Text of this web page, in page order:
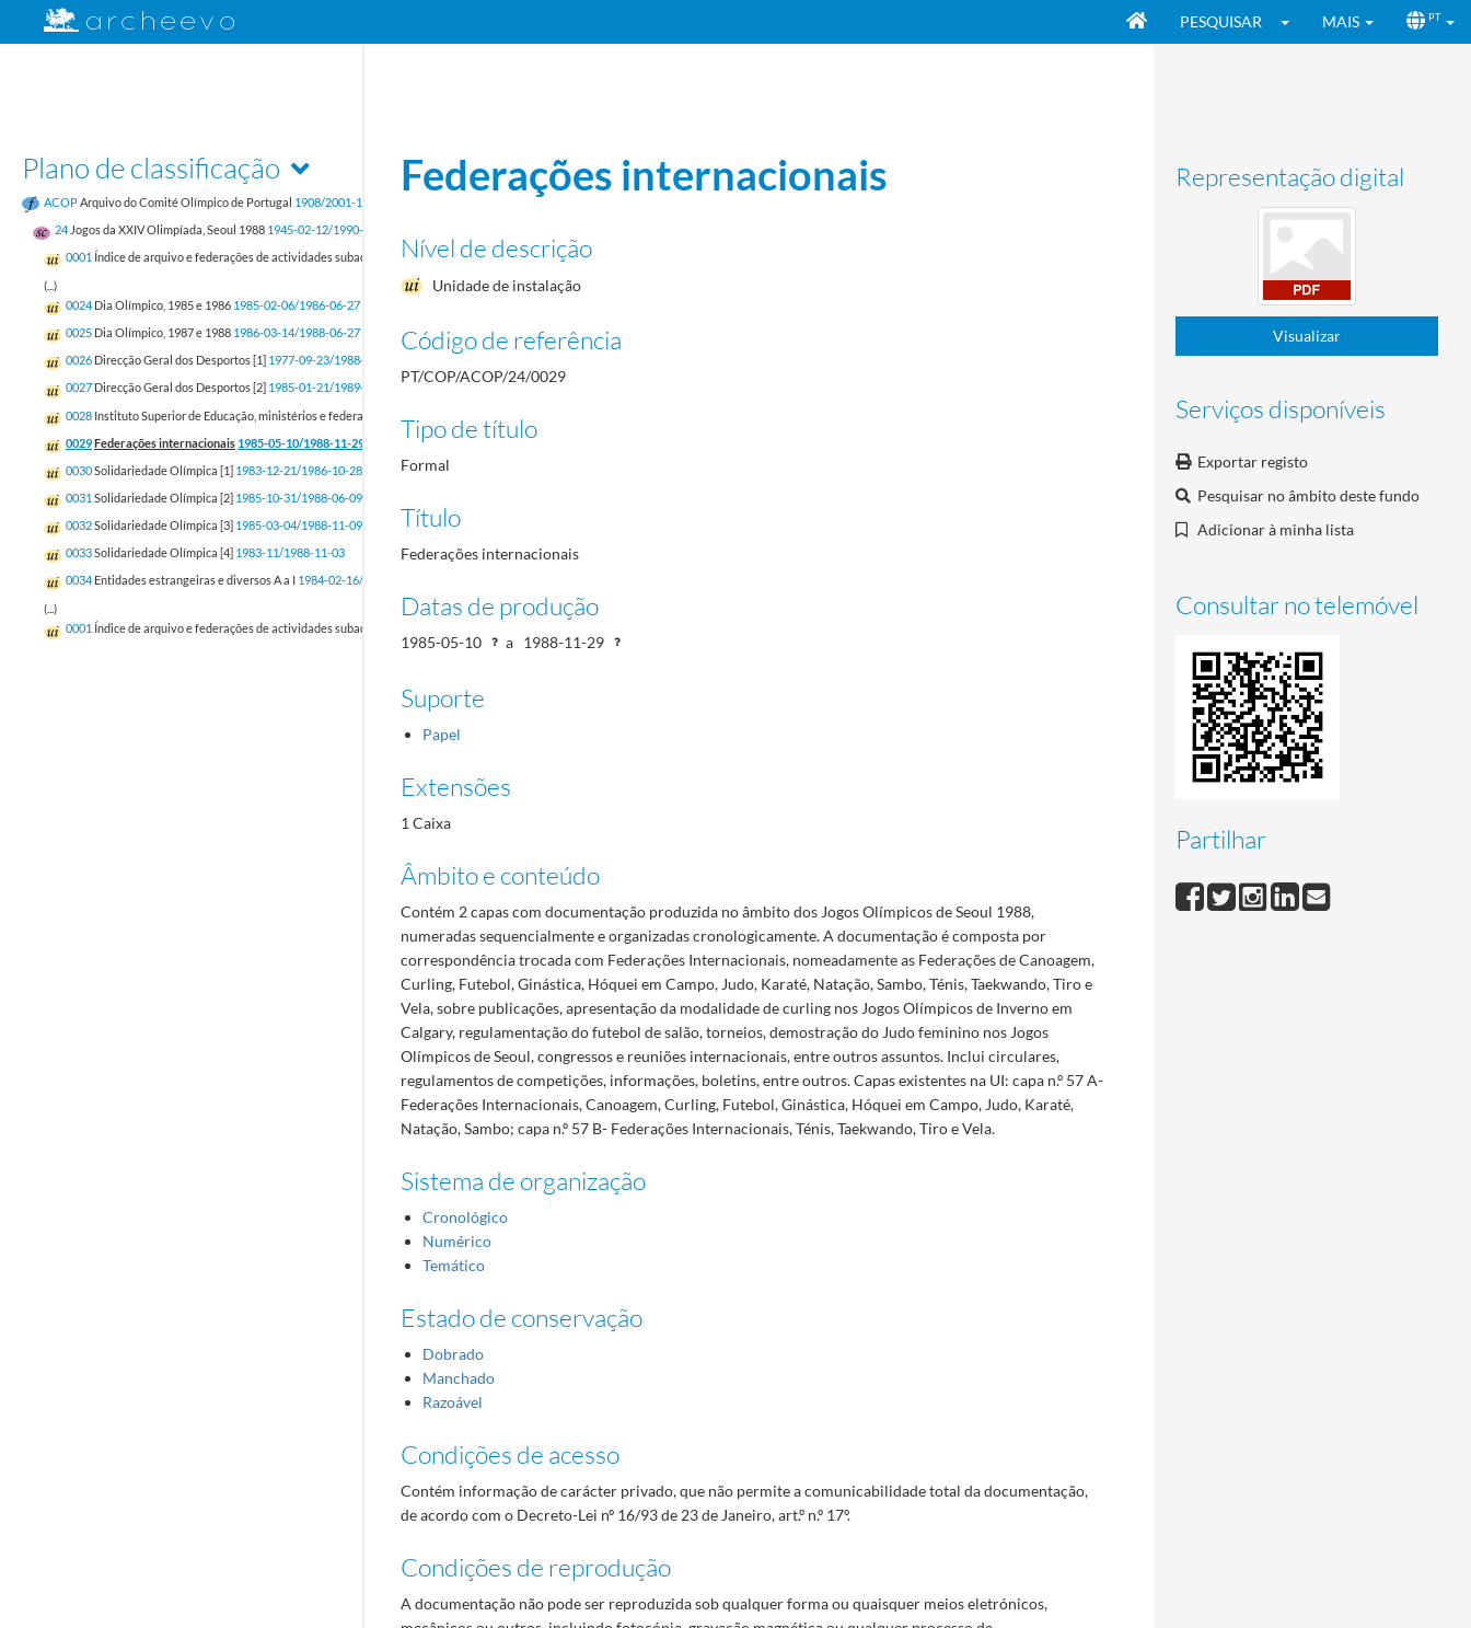
PESQUISAR MAIS PT
Plano de classificação
ACOPArquivo do Comité Olímpico de Portugal 1908/2001-12-31
24 Jogos da XXIV Olimpíada, Seoul 1988 1945-02-12/1990-03-27
0001 Índice de arquivo e federações de actividades subaquáticas, andebol, atletismo, badminton, basquetebol e boxe
(...)
0024 Dia Olímpico, 1985 e 1986 1985-02-06/1986-06-27
0025 Dia Olímpico, 1987 e 1988 1986-03-14/1988-06-27
0026 Direcção Geral dos Desportos [1] 1977-09-23/1988-11-11
0027 Direcção Geral dos Desportos [2] 1985-01-21/1989-02-09
0028 Instituto Superior de Educação, ministérios e federações internacionais
0029Federações internacionais 1985-05-10/1988-11-29
0030Solidariedade Olímpica [1] 1983-12-21/1986-10-28
0031 Solidariedade Olímpica [2] 1985-10-31/1988-06-09
0032Solidariedade Olímpica [3] 1985-03-04/1988-11-09
0033Solidariedade Olímpica [4] 1983-11/1988-11-03
0034 Entidades estrangeiras e diversos A a I 1984-02-16/1989-01-06
(...)
0001 Índice de arquivo e federações de actividades subaquáticas, andebol, atletismo, badminton, basquetebol e boxe
Representação digital
Visualizar
Serviços disponíveis
Exportar registo
Pesquisar no âmbito deste fundo
Adicionar à minha lista
Consultar no telemóvel
Partilhar
Federações internacionais
Nível de descrição
Unidade de instalação
Código de referência
PT/COP/ACOP/24/0029
Tipo de título
Formal
Título
Federações internacionais
Datas de produção
1985-05-10 a 1988-11-29
Suporte
Papel
Extensões
1 Caixa
Âmbito e conteúdo
Contém 2 capas com documentação produzida no âmbito dos Jogos Olímpicos de Seoul 1988,
numeradas sequencialmente e organizadas cronologicamente. A documentação é composta por
correspondência trocada com Federações Internacionais, nomeadamente as Federações de Canoagem,
Curling, Futebol, Ginástica, Hóquei em Campo, Judo, Karaté, Natação, Sambo, Ténis, Taekwando, Tiro e
Vela, sobre publicações, apresentação da modalidade de curling nos Jogos Olímpicos de Inverno em
Calgary, regulamentação do futebol de salão, torneios, demostração do Judo feminino nos Jogos
Olímpicos de Seoul, congressos e reuniões internacionais, entre outros assuntos. Inclui circulares,
regulamentos de competições, informações, boletins, entre outros. Capas existentes na UI: capa n.º 57 A-
Federações Internacionais, Canoagem, Curling, Futebol, Ginástica, Hóquei em Campo, Judo, Karaté,
Natação, Sambo; capa n.º 57 B- Federações Internacionais, Ténis, Taekwando, Tiro e Vela.
Sistema de organização
Cronológico
Numérico
Temático
Estado de conservação
Dobrado
Manchado
Razoável
Condições de acesso
Contém informação de carácter privado, que não permite a comunicabilidade total da documentação,
de acordo com o Decreto-Lei nº 16/93 de 23 de Janeiro, art.º n.º 17º.
Condições de reprodução
A documentação não pode ser reproduzida sob qualquer forma ou quaisquer meios eletrónicos,